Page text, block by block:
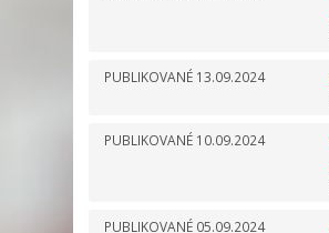
PUBLIKOVANÉ 13.09.2024
PUBLIKOVANÉ 10.09.2024
PUBLIKOVANÉ 05.09.2024